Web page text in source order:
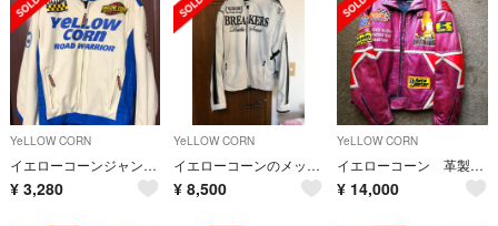
YeLLOW CORN
イエローコーンジャンバー
¥ 3,280
YeLLOW CORN
イエローコーンのメッシュジャケット ３L
¥ 8,500
YeLLOW CORN
イエローコーン 革製ライダースジャケット
¥ 14,000